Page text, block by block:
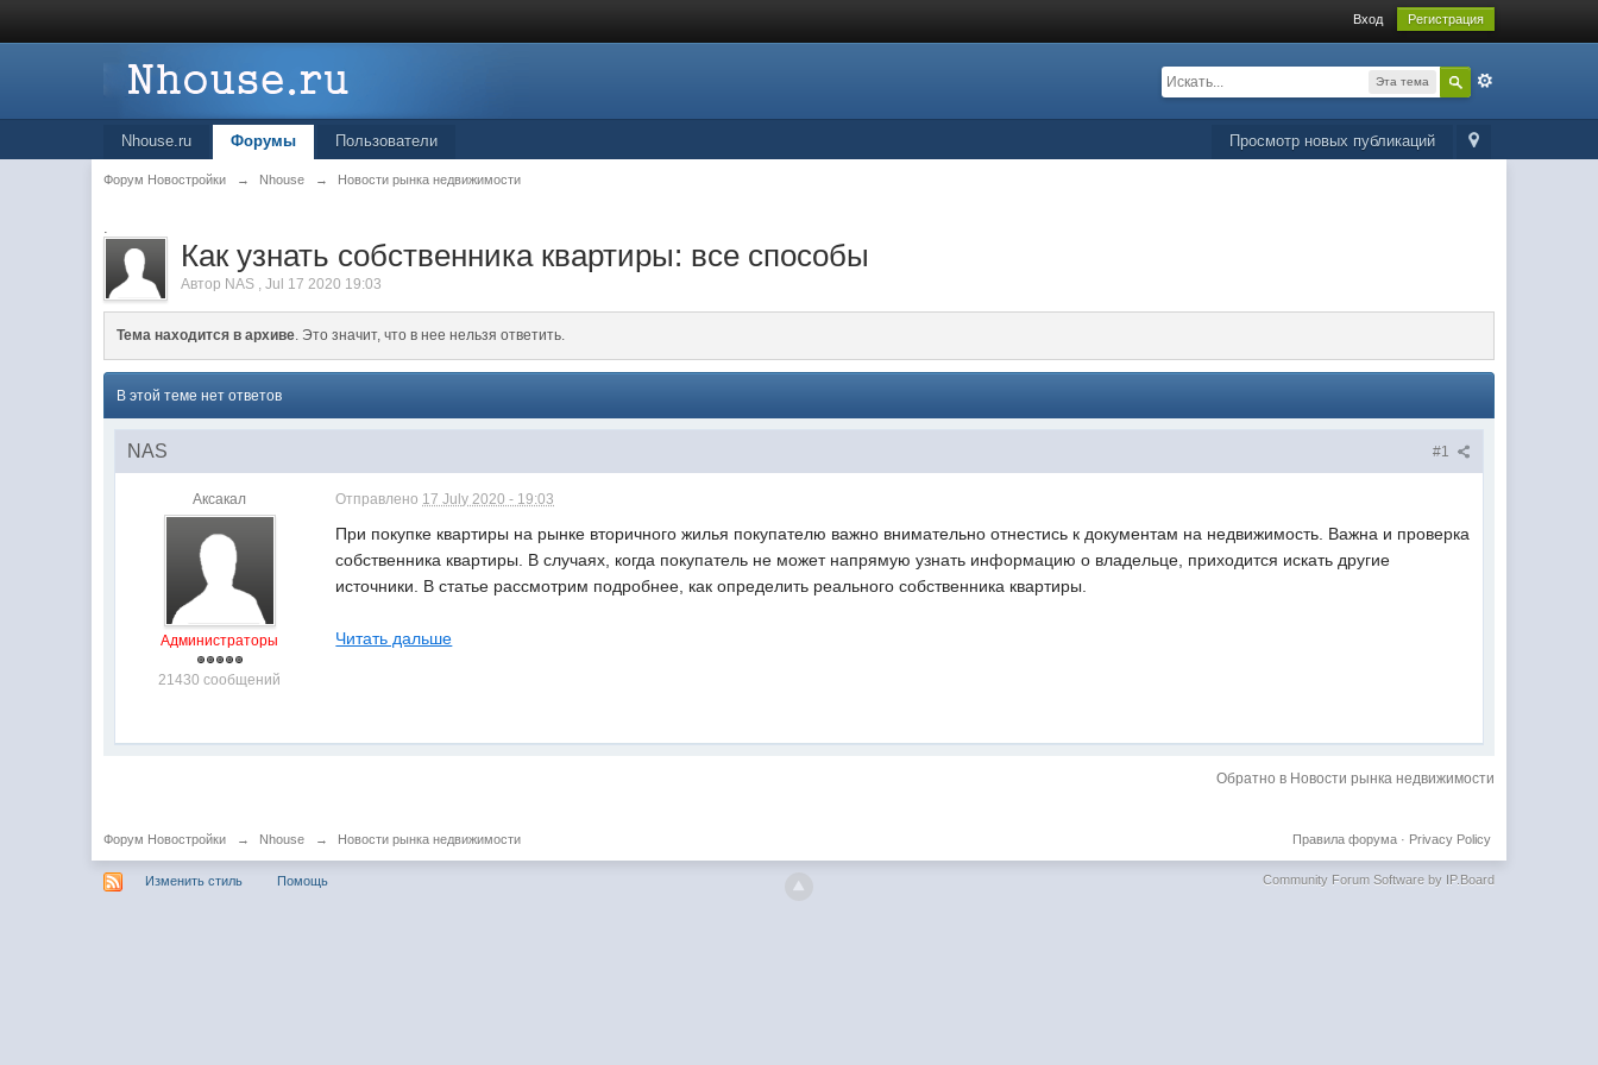
Вход Регистрация
Эта тема
Просмотр новых публикаций
Nhouse.ru Форумы Пользователи
Форум Новостройки → Nhouse → Новости рынка недвижимости
.
Как узнать собственника квартиры: все способы
Автор NAS ,Jul 17 2020 19:03
Тема находится в архиве. Это значит, что в нее нельзя ответить.
В этой теме нет ответов
#1
NAS
Аксакал
Администраторы
21430 сообщений
Отправлено 17 July 2020 - 19:03
При покупке квартиры на рынке вторичного жилья покупателю важно внимательно отнестись к документам на недвижимость. Важна и проверка
собственника квартиры. В случаях, когда покупатель не может напрямую узнать информацию о владельце, приходится искать другие
источники. В статье рассмотрим подробнее, как определить реального собственника квартиры.
Читать дальше
Обратно в Новости рынка недвижимости
Форум Новостройки → Nhouse → Новости рынка недвижимости Privacy Policy
Правила форума·
Изменить стиль Помощь Community Forum Software by IP.Board